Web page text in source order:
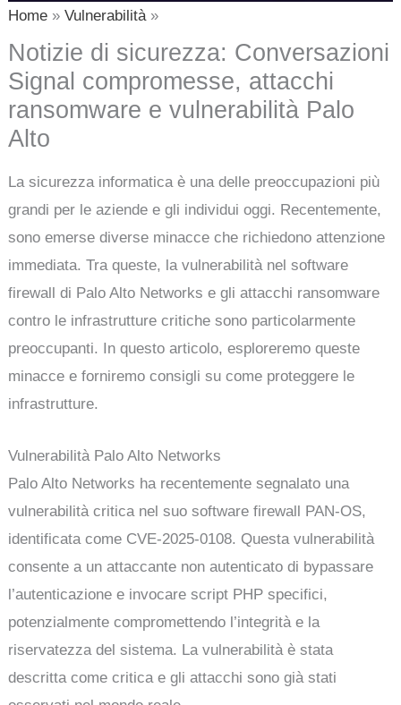
Home Vulnerabilità
Notizie di sicurezza: Conversazioni
Signal compromesse, attacchi
ransomware e vulnerabilità Palo
Alto
La sicurezza informatica è una delle preoccupazioni più
grandi per le aziende e gli individui oggi. Recentemente,
sono emerse diverse minacce che richiedono attenzione
immediata. Tra queste, la vulnerabilità nel software
firewall di Palo Alto Networks e gli attacchi ransomware
contro le infrastrutture critiche sono particolarmente
preoccupanti. In questo articolo, esploreremo queste
minacce e forniremo consigli su come proteggere le
infrastrutture.
Vulnerabilità Palo Alto Networks
Palo Alto Networks ha recentemente segnalato una
vulnerabilità critica nel suo software firewall PAN-OS,
identificata come CVE-2025-0108. Questa vulnerabilità
consente a un attaccante non autenticato di bypassare
l’autenticazione e invocare script PHP specifici,
potenzialmente compromettendo l’integrità e la
riservatezza del sistema. La vulnerabilità è stata
descritta come critica e gli attacchi sono già stati